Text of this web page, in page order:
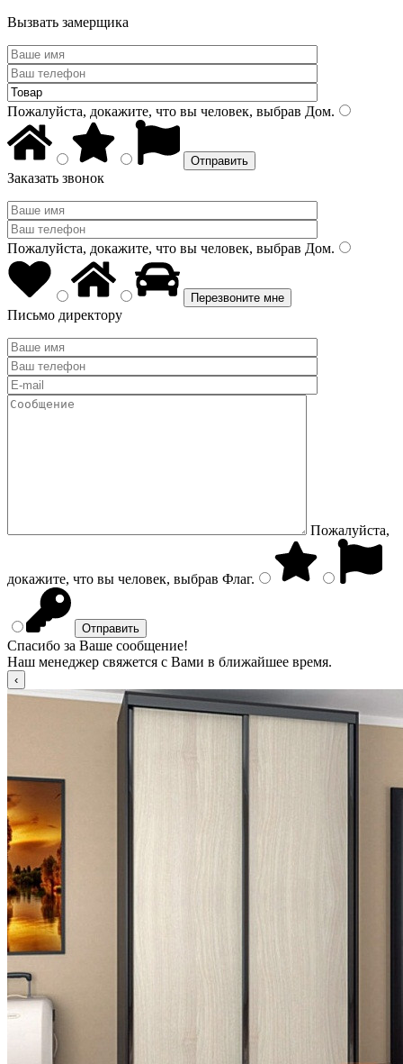
Вызвать замерщика
Пожалуйста, докажите, что вы человек, выбрав Дом.
Заказать звонок
Пожалуйста, докажите, что вы человек, выбрав Дом.
Письмо директору
Пожалуйста,
докажите, что вы человек, выбрав Флаг.
Спасибо за Ваше сообщение!
Наш менеджер свяжется с Вами в ближайшее время.